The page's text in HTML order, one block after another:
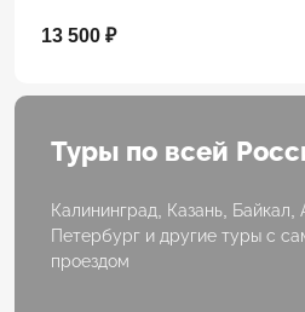
13 500 ₽
Туры по всей
Калининград, Казань, Байкал,
Петербург и другие туры с
проездом